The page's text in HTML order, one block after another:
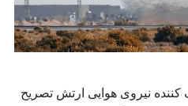
کننده نیروی هوایی ارتش تصریح